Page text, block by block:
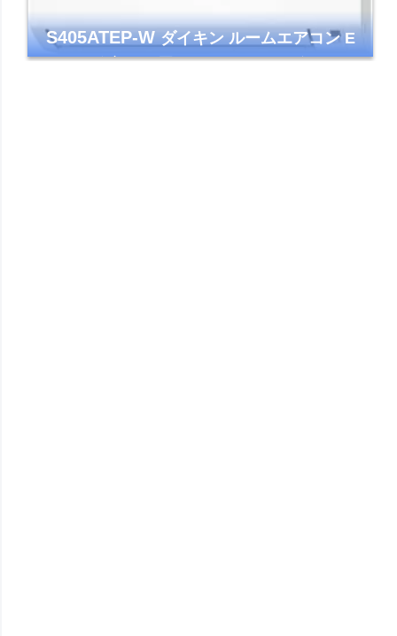
S405ATEP-Wダイキン ルームエアコン E
シリーズ 主に14畳用 ホワイト 2025年モデル